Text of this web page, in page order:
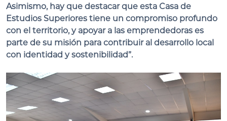
Asimismo, hay que destacar que esta Casa de
Estudios Superiores tiene un compromiso profundo
con el territorio, y apoyar a las emprendedoras es
parte de su misión para contribuir al desarrollo local
con identidad y sostenibilidad”.